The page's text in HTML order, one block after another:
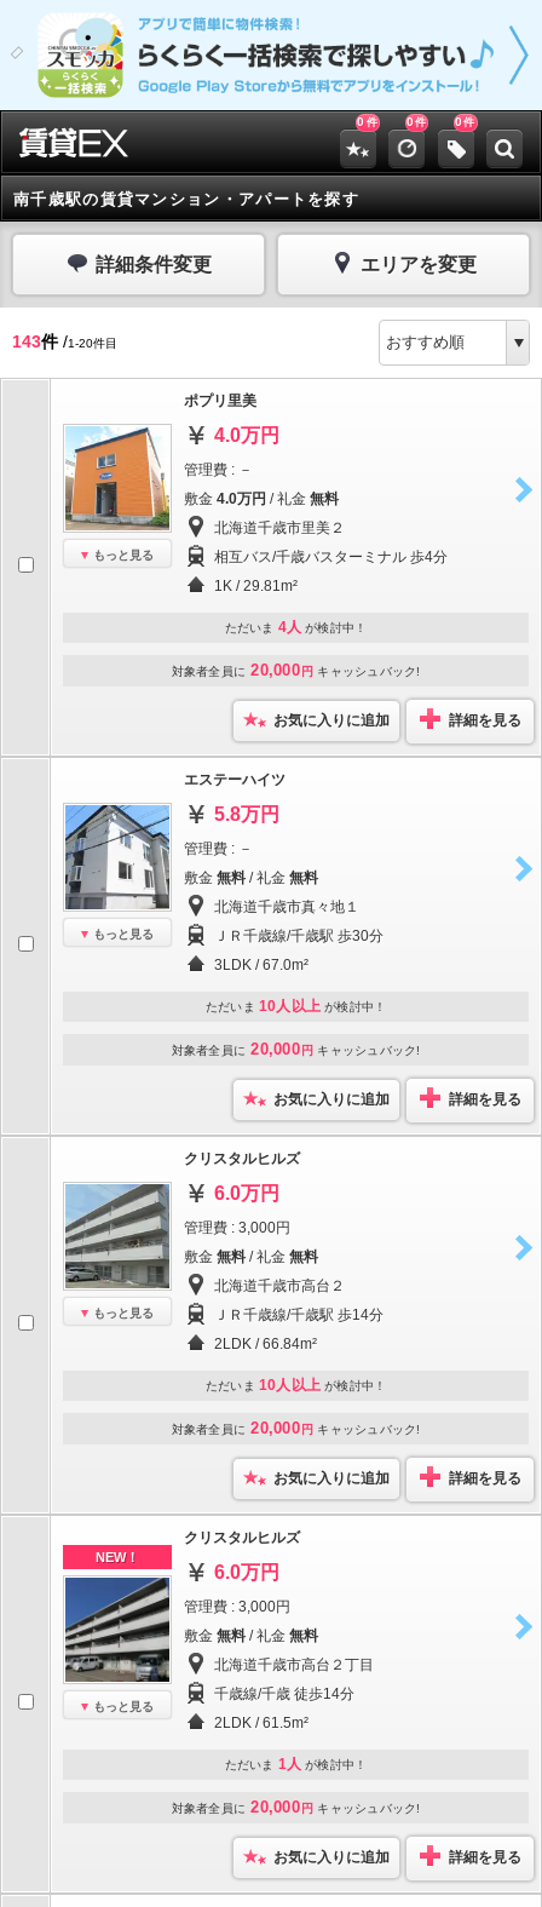
0 件 0件 0件
南千歳駅の賃貸マンション・アパートを探す
詳細条件変更 エリアを変更
143件/1-20件目
もっと見る
ポプリ里美
4.0万円
管理費 : －
敷金 4.0万円 / 礼金 無料
北海道千歳市里美２
相互バス/千歳バスターミナル 歩4分
1K / 29.81m²
ただいま 4人 が検討中！
対象者全員に 20,000 円 キャッシュバック!
お気に入りに追加 詳細を見る
もっと見る
エステーハイツ
5.8万円
管理費 : －
敷金 無料 / 礼金 無料
北海道千歳市真々地１
ＪＲ千歳線/千歳駅 歩30分
3LDK / 67.0m²
ただいま 10人以上 が検討中！
対象者全員に 20,000 円 キャッシュバック!
お気に入りに追加 詳細を見る
もっと見る
クリスタルヒルズ
6.0万円
管理費 : 3,000円
敷金 無料 / 礼金 無料
北海道千歳市高台２
ＪＲ千歳線/千歳駅 歩14分
2LDK / 66.84m²
ただいま 10人以上 が検討中！
対象者全員に 20,000 円 キャッシュバック!
お気に入りに追加 詳細を見る
NEW！
もっと見る
クリスタルヒルズ
6.0万円
管理費 : 3,000円
敷金 無料 / 礼金 無料
北海道千歳市高台２丁目
千歳線/千歳 徒歩14分
2LDK / 61.5m²
ただいま 1人 が検討中！
対象者全員に 20,000 円 キャッシュバック!
お気に入りに追加 詳細を見る